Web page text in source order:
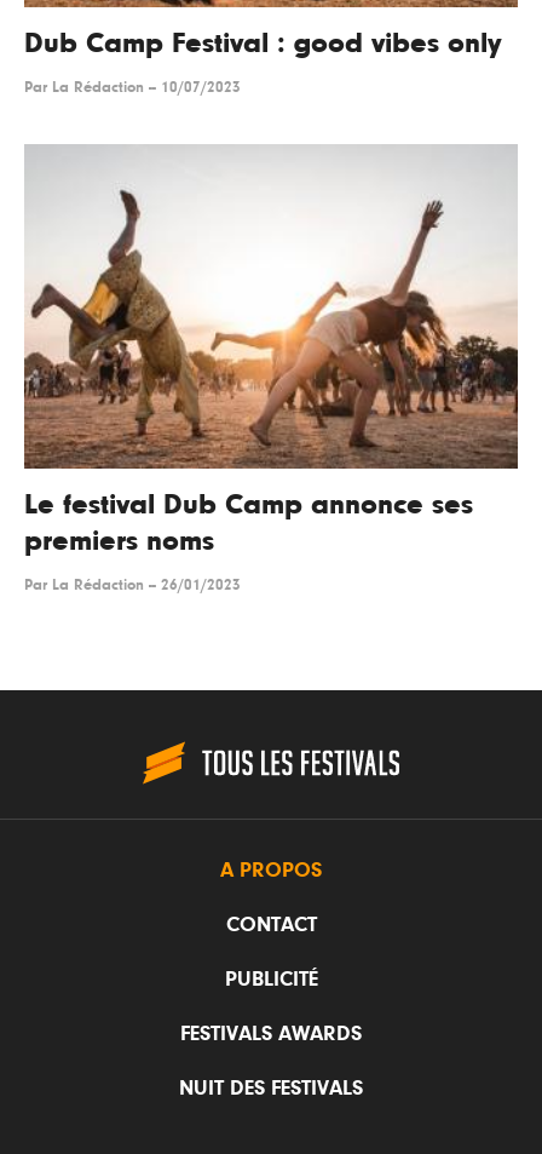
Dub Camp Festival : good vibes only
Par La Rédaction -- 10/07/2023
Le festival Dub Camp annonce ses
premiers noms
Par La Rédaction -- 26/01/2023
A PROPOS
CONTACT
PUBLICITÉ
FESTIVALS AWARDS
NUIT DES FESTIVALS